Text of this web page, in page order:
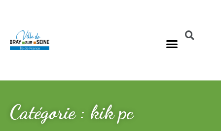
Catégorie : kik pc